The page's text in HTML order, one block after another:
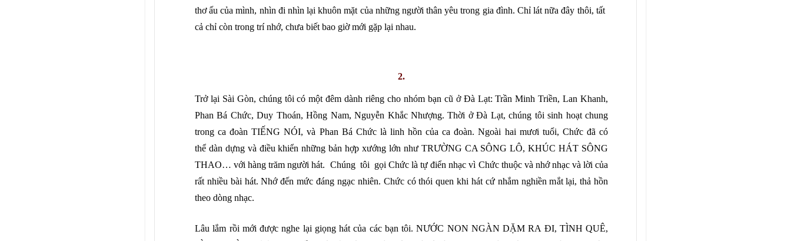
thơ ấu của mình, nhìn đi nhìn lại khuôn mặt của những người thân yêu trong gia đình. Chỉ lát nữa đây thôi, tất
cả chỉ còn trong trí nhớ, chưa biết bao giờ mới gặp lại nhau.
2.
Trởlại Sài Gòn, chúng tôi có một đêm dành riêng cho nhóm bạn cũ ởĐà Lạt: Trần Minh Triền, Lan Khanh,
Phan Bá Chức, Duy Thoán, Hồng Nam, Nguyễn Khắc Nhượng. Thời ởĐà Lạt, chúng tôi sinh hoạt chung
trong ca đoàn TIẾNG NÓI, và Phan Bá Chức là linh hồn của ca đoàn. Ngoài hai mươi tuổi, Chức đã có
thể dàn dựng và điều khiển những bản hợp xướng lớn nhưTRƯỜNG CA SÔNG LÔ, KHÚC HÁT SÔNG
THAO… với hàng trăm người hát. Chúng tôi gọi Chức là tự điển nhạc vì Chức thuộc và nhớnhạc và lời của
rất nhiều bài hát. Nhớđến mức đáng ngạc nhiên. Chức có thói quen khi hát cứnhắm nghiền mắt lại, thả hồn
theo dòng nhạc.
Lâu lắm rồi mới được nghe lại giọng hát của các bạn tôi. NƯỚC NON NGÀN DẶM RA ĐI, TÌNH QUÊ,